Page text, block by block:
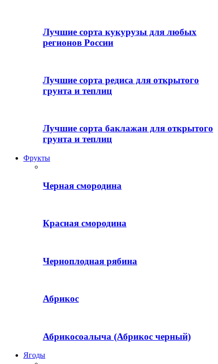
Лучшие сорта кукурузы для любых
регионов России
Лучшие сорта редиса для открытого
грунта и теплиц
Лучшие сорта баклажан для открытого
грунта и теплиц
Фрукты
Черная смородина
Красная смородина
Черноплодная рябина
Абрикос
Абрикосоалыча (Абрикос черный)
Ягоды